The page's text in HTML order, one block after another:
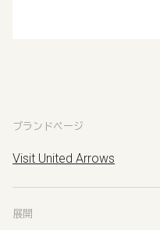
ブランドページ
Visit United Arrows
展開